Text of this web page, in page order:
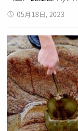
味」。阿爾皮諾指
十分嚴重，擔心移
掩埋處理。居民目
生」。（圖／翻攝
納加特群島海邊近
也是長滿白毛， 對
息，據悉，當局經
實是鯨魚的屍體，
過往只要海邊出現
此仍有不少居民相
導，2020年7月，
歲漁民杜阿納科塔
公尺的「神秘生物
民還一度誤以為「
越久，這隻神祕生
染紅了該處水域。
認為該生物應該是
型魷魚」的屍體。
家附近的海岸散步
礁石的方向前進，
不可思議。雪梨一
05月18日, 2023